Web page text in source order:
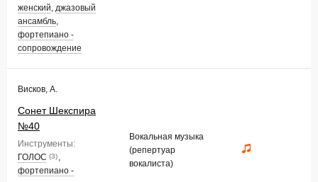
женский, джазовый
ансамбль,
фортепиано -
сопровождение
Висков, А.
Сонет Шекспира
№40
Инструменты:
ГОЛОС (3),
фортепиано -
Вокальная музыка
(репертуар
вокалиста)